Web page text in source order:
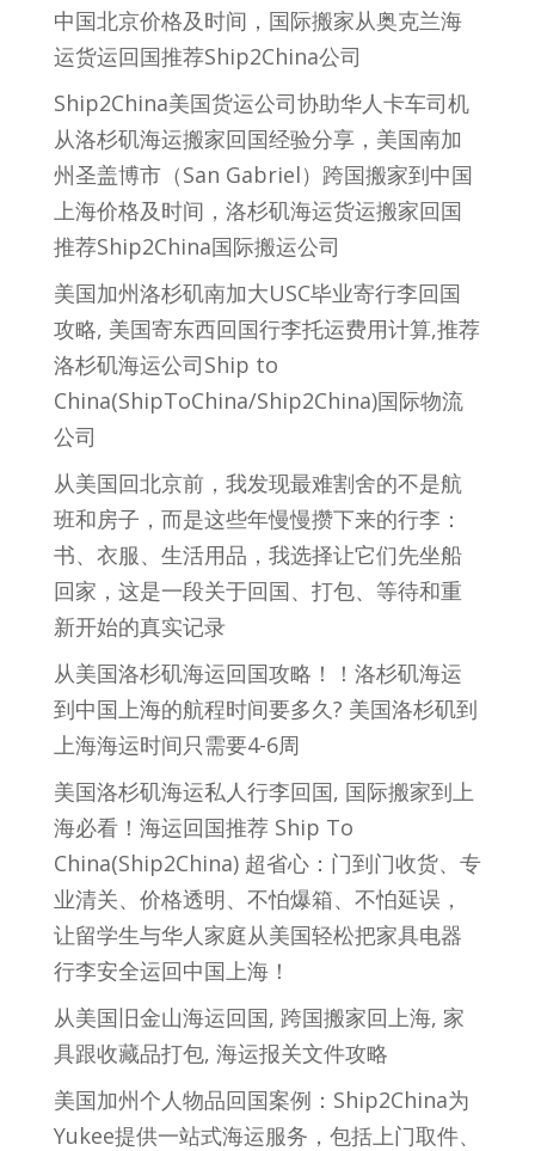
中国北京价格及时间，国际搬家从奥克兰海
运货运回国推荐Ship2China公司
Ship2China美国货运公司协助华人卡车司机
从洛杉矶海运搬家回国经验分享，美国南加
州圣盖博市（San Gabriel）跨国搬家到中国
上海价格及时间，洛杉矶海运货运搬家回国
推荐Ship2China国际搬运公司
美国加州洛杉矶南加大USC毕业寄行李回国
攻略, 美国寄东西回国行李托运费用计算,推荐
洛杉矶海运公司Ship to
China(ShipToChina/Ship2China)国际物流
公司
从美国回北京前，我发现最难割舍的不是航
班和房子，而是这些年慢慢攒下来的行李：
书、衣服、生活用品，我选择让它们先坐船
回家，这是一段关于回国、打包、等待和重
新开始的真实记录
从美国洛杉矶海运回国攻略！！洛杉矶海运
到中国上海的航程时间要多久? 美国洛杉矶到
上海海运时间只需要4-6周
美国洛杉矶海运私人行李回国, 国际搬家到上
海必看！海运回国推荐 Ship To
China(Ship2China) 超省心：门到门收货、专
业清关、价格透明、不怕爆箱、不怕延误，
让留学生与华人家庭从美国轻松把家具电器
行李安全运回中国上海！
从美国旧金山海运回国, 跨国搬家回上海, 家
具跟收藏品打包, 海运报关文件攻略
美国加州个人物品回国案例：Ship2China为
Yukee提供一站式海运服务，包括上门取件、